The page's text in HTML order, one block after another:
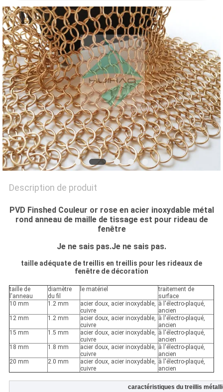
PLAN
DU
SITE
PRIVACY
POLICY
Description de produit
PVD Finshed Couleur or rose en acier inoxydable métal
rond anneau de maille de tissage est pour rideau de
fenêtre
Je ne sais pas.Je ne sais pas.
taille adéquate de treillis en treillis pour les rideaux de
fenêtre de décoration
taille de
l'anneau
diamètre
du fil
le matériel
traitement de
surface
10 mm
1.2 mm
acier doux, acier inoxydable,
cuivre
à l'électro-plaqué,
ancien
12 mm
1.2 mm
acier doux, acier inoxydable,
cuivre
à l'électro-plaqué,
ancien
15 mm
1.5 mm
acier doux, acier inoxydable,
cuivre
à l'électro-plaqué,
ancien
18 mm
1.8 mm
acier doux, acier inoxydable,
cuivre
à l'électro-plaqué,
ancien
20 mm
2.0 mm
acier doux, acier inoxydable,
cuivre
à l'électro-plaqué,
ancien
caractéristiques du treillis